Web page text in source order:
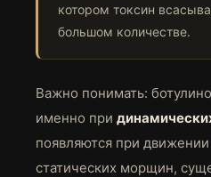
котором токсин
большом количестве.
Важно понимать:
именно при
появляются при
статических морщин,